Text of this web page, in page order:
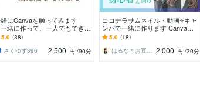
にCanvaを触ってみます
一緒に作って、一人でもできる
になる」お手伝いをします。
5.0 (38)
さくゆず396
2,500 円 /90分
ココナラサムネイル・動画⭐キャ
ンバで一緒に作ります Canva初
心者様向け／電話相談・占い出品
者様
5.0 (18)
2,000 円 /30分